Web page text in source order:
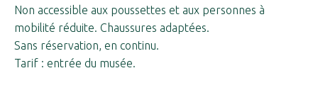
Non accessible aux poussettes et aux personnes à
mobilité réduite. Chaussures adaptées.
Sans réservation, en continu.
Tarif : entrée du musée.